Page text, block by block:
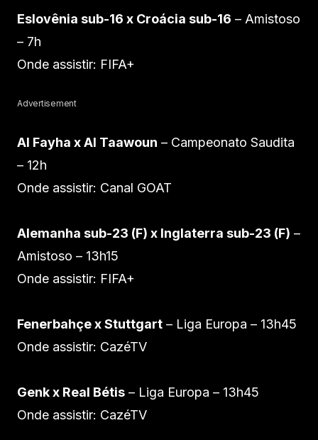
Eslovênia sub-16 x Croácia sub-16 – Amistoso
– 7h
Onde assistir: FIFA+
Advertisement
Al Fayha x Al Taawoun – Campeonato Saudita
– 12h
Onde assistir: Canal GOAT
Alemanha sub-23 (F) x Inglaterra sub-23 (F) –
Amistoso – 13h15
Onde assistir: FIFA+
Fenerbahçe x Stuttgart – Liga Europa – 13h45
Onde assistir: CazéTV
Genk x Real Bétis – Liga Europa – 13h45
Onde assistir: CazéTV